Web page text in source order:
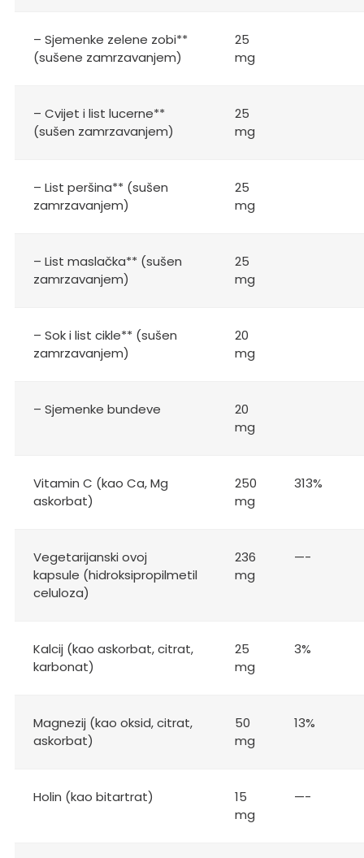
– Sjemenke zelene zobi**
(sušene zamrzavanjem)
25
mg
– Cvijet i list lucerne**
(sušen zamrzavanjem)
25
mg
– List peršina** (sušen
zamrzavanjem)
25
mg
– List maslačka** (sušen
zamrzavanjem)
25
mg
– Sok i list cikle** (sušen
zamrzavanjem)
20
mg
– Sjemenke bundeve
20
mg
Vitamin C (kao Ca, Mg
askorbat)
250
mg
313%
Vegetarijanski ovoj
kapsule (hidroksipropilmetil
celuloza)
236
mg
—-
Kalcij (kao askorbat, citrat,
karbonat)
25
mg
3%
Magnezij (kao oksid, citrat,
askorbat)
50
mg
13%
Holin (kao bitartrat)
15
mg
—-